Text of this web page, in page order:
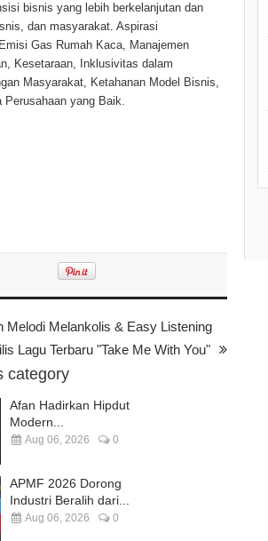
bisnis yang lebih berkelanjutan dan
dan masyarakat. Aspirasi
Gas Rumah Kaca, Manajemen
Kesetaraan, Inklusivitas dalam
Masyarakat, Ketahanan Model Bisnis,
Perusahaan yang Baik.
Melodi Melankolis & Easy Listening
Lagu Terbaru "Take Me With You"
category
Afan Hadirkan Hipdut
Modern...
Aug 06, 2026 0
APMF 2026 Dorong
Industri Beralih dari...
Aug 06, 2026 0